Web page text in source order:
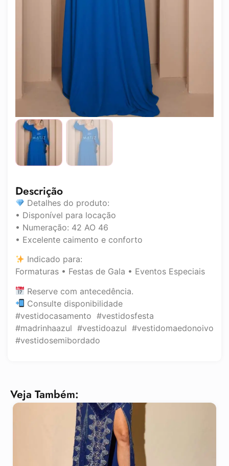
Descrição
Detalhes do produto:
• Disponível para locação
• Numeração: 42 AO 46
• Excelente caimento e conforto
Indicado para:
Formaturas • Festas de Gala • Eventos Especiais
Reserve com antecedência.
Consulte disponibilidade
#vestidocasamento #vestidosfesta
#madrinhaazul #vestidoazul #vestidomaedonoivo
#vestidosemibordado
Veja Também: